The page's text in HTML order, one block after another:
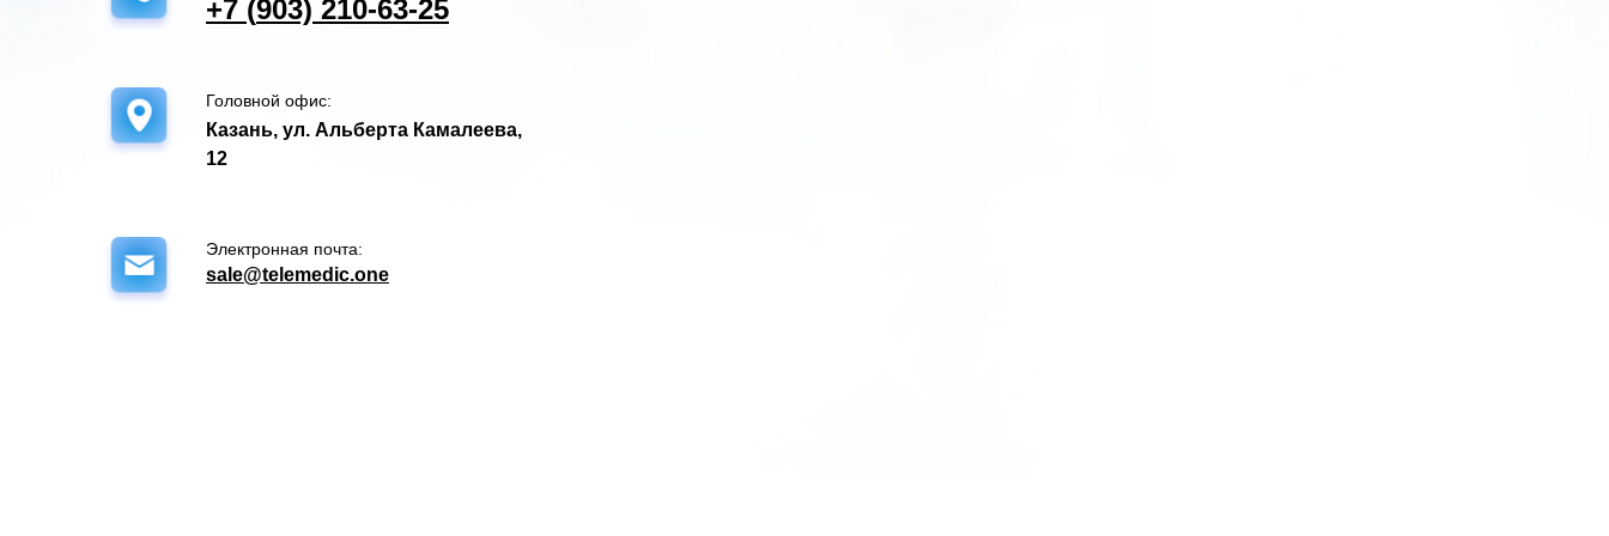
Головной офис:
Электронная почта:
+7 (903) 210-63-25
Казань, ул. Альберта Камалеева,
12
sale@telemedic.one